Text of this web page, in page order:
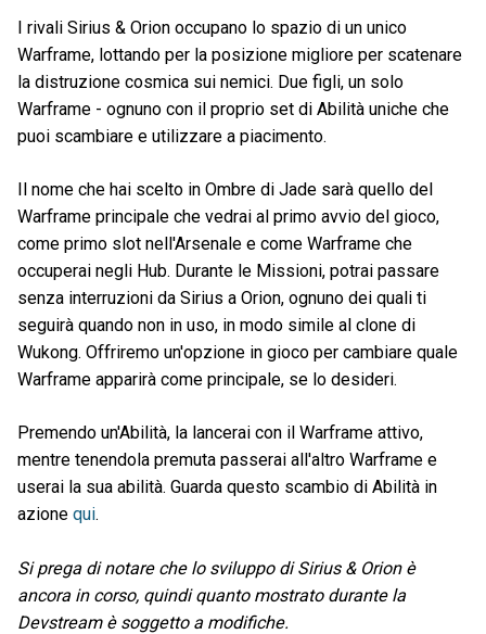
I rivali Sirius & Orion occupano lo spazio di un unico
Warframe, lottando per la posizione migliore per scatenare
la distruzione cosmica sui nemici. Due figli, un solo
Warframe - ognuno con il proprio set di Abilità uniche che
puoi scambiare e utilizzare a piacimento.
Il nome che hai scelto in Ombre di Jade sarà quello del
Warframe principale che vedrai al primo avvio del gioco,
come primo slot nell'Arsenale e come Warframe che
occuperai negli Hub. Durante le Missioni, potrai passare
senza interruzioni da Sirius a Orion, ognuno dei quali ti
seguirà quando non in uso, in modo simile al clone di
Wukong. Offriremo un'opzione in gioco per cambiare quale
Warframe apparirà come principale, se lo desideri.
Premendo un'Abilità, la lancerai con il Warframe attivo,
mentre tenendola premuta passerai all'altro Warframe e
userai la sua abilità. Guarda questo scambio di Abilità in
azione qui.
Si prega di notare che lo sviluppo di Sirius & Orion è
ancora in corso, quindi quanto mostrato durante la
Devstream è soggetto a modifiche.